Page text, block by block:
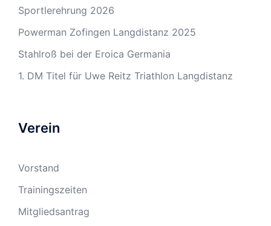
Sportlerehrung 2026
Powerman Zofingen Langdistanz 2025
Stahlroß bei der Eroica Germania
1. DM Titel für Uwe Reitz Triathlon Langdistanz
Verein
Vorstand
Trainingszeiten
Mitgliedsantrag